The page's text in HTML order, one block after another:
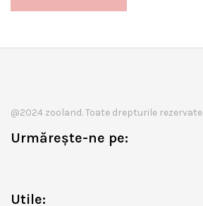
@2024 zooland. Toate drepturile rezervate
Urmărește-ne pe:
Utile: